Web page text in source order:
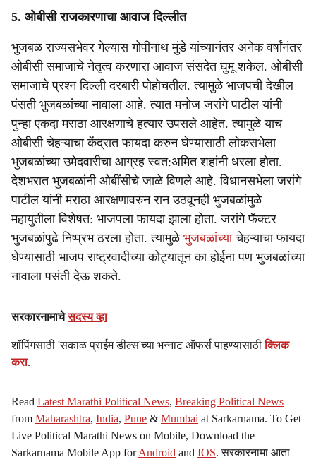
5. ओबीसी राजकारणाचा आवाज दिल्लीत
भुजबळ राज्यसभेवर गेल्यास गोपीनाथ मुंडे यांच्यानंतर अनेक वर्षांनंतर
ओबीसी समाजाचे नेतृत्व करणारा आवाज संसदेत घुमू शकेल. ओबीसी
समाजाचे प्रश्न दिल्ली दरबारी पोहोचतील. त्यामुळे भाजपची देखील
पंसती भुजबळांच्या नावाला आहे. त्यात मनोज जरांगे पाटील यांनी
पुन्हा एकदा मराठा आरक्षणाचे हत्यार उपसले आहेत. त्यामुळे याच
ओबीसी चेहऱ्याचा केंद्रात फायदा करुन घेण्यासाठी लोकसभेला
भुजबळांच्या उमेदवारीचा आग्रह स्वत:अमित शहांनी धरला होता.
देशभरात भुजबळांनी ओबींसीचे जाळे विणले आहे. विधानसभेला जरांगे
पाटील यांनी मराठा आरक्षणावरुन रान उठवूनही भुजबळांमुळे
महायुतीला विशेषत: भाजपला फायदा झाला होता. जरांगे फॅक्टर
भुजबळांपुढे निष्प्रभ ठरला होता. त्यामुळे भुजबळांच्याचेहऱ्याचा फायदा
घेण्यासाठी भाजप राष्ट्रवादीच्या कोट्यातून का होईना पण भुजबळांच्या
नावाला पसंती देऊ शकते.
सरकारनामाचेसदस्य व्हा
शॉपिंगसाठी 'सकाळ प्राईम डील्स'च्या भन्नाट ऑफर्स पाहण्यासाठीक्लिक
करा.
Read Latest Marathi Political News, Breaking Political News
from Maharashtra, India, Pune & Mumbai at Sarkarnama. To Get
Live Political Marathi News on Mobile, Download the
Sarkarnama Mobile App forAndroid and IOS. सरकारनामा आता